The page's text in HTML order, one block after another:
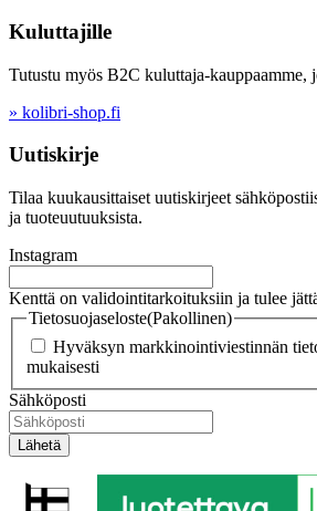
Kuluttajille
Tutustu myös B2C kuluttaja-kauppaamme,
» kolibri-shop.fi
Uutiskirje
Tilaa kuukausittaiset uutiskirjeet
ja tuoteuutuuksista.
Instagram
Kenttä on validointitarkoituksiin ja tulee
Tietosuojaseloste(Pakollinen)
Hyväksyn markkinointiviestinnän
mukaisesti
Sähköposti